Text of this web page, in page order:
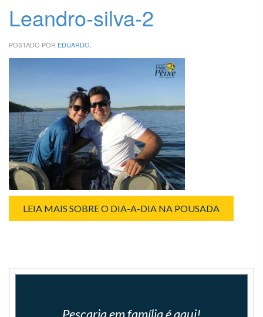
Leandro-silva-2
POSTADO POR EDUARDO,
LEIA MAIS SOBRE O DIA-A-DIA NA POUSADA